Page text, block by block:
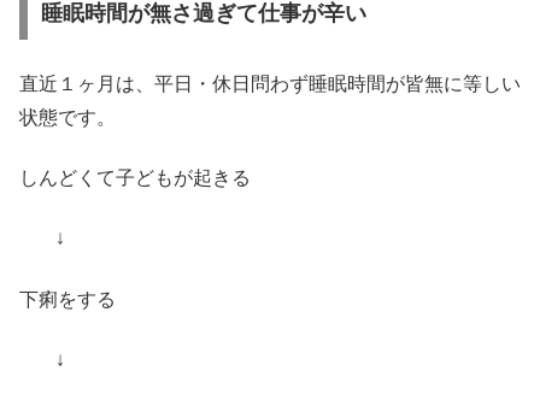
睡眠時間が無さ過ぎて仕事が辛い
直近１ヶ月は、平日・休日問わず睡眠時間が皆無に等しい
状態です。
しんどくて子どもが起きる
↓
下痢をする
↓